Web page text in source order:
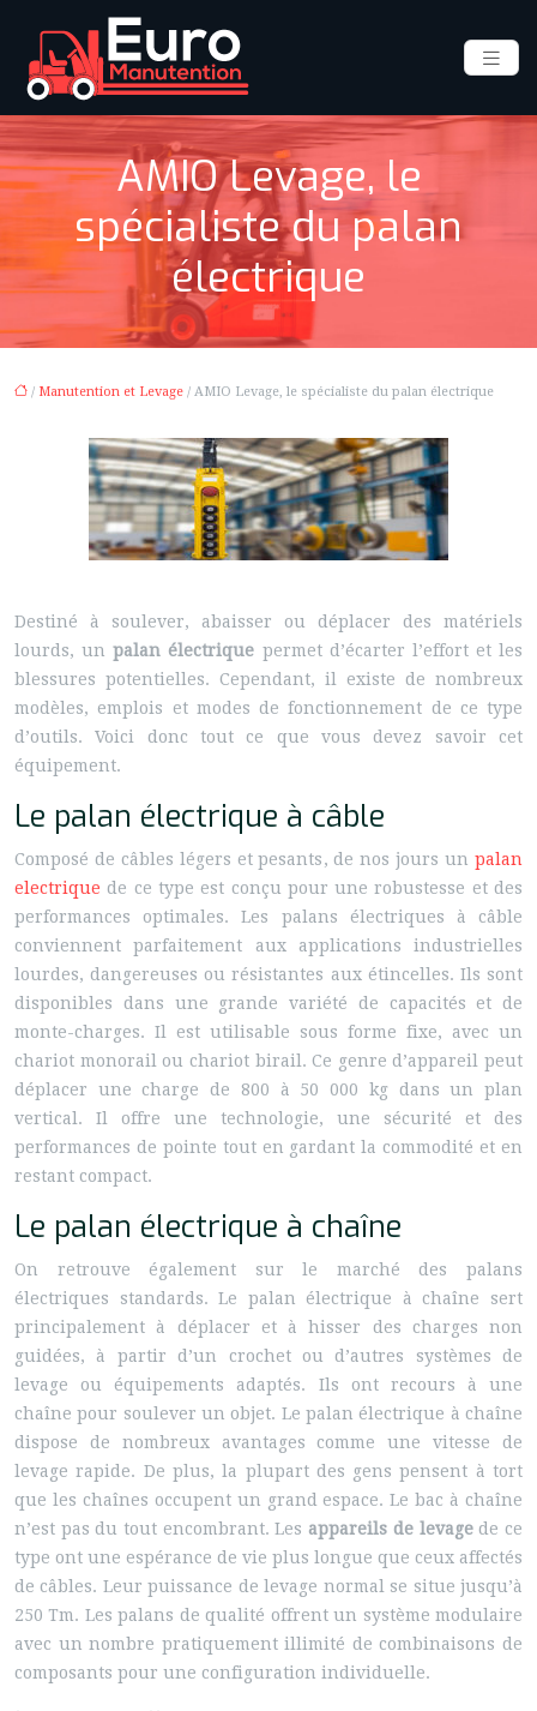
AMIO Levage, le
spécialiste du palan
électrique
/ Manutention et Levage / AMIO Levage, le spécialiste du palan électrique
Destiné à soulever, abaisser ou déplacer des matériels
lourds, unpalan électrique permet d’écarter l’effort et les
blessures potentielles. Cependant, il existe de nombreux
modèles, emplois et modes de fonctionnement de ce type
d’outils. Voici donc tout ce que vous devez savoir cet
équipement.
Le palan électrique à câble
Composé de câbles légers et pesants, de nos jours un palan
electrique de ce type est conçu pour une robustesse et des
performances optimales. Les palans électriques à câble
conviennent parfaitement aux applications industrielles
lourdes, dangereuses ou résistantes aux étincelles. Ils sont
disponibles dans une grande variété de capacités et de
monte-charges. Il est utilisable sous forme fixe, avec un
chariot monorail ou chariot birail. Ce genre d’appareil peut
déplacer une charge de 800 à 50 000 kg dans un plan
vertical. Il offre une technologie, une sécurité et des
performances de pointe tout en gardant la commodité et en
restant compact.
Le palan électrique à chaîne
On retrouve également sur le marché des palans
électriques standards. Le palan électrique à chaîne sert
principalement à déplacer et à hisser des charges non
guidées, à partir d’un crochet ou d’autres systèmes de
levage ou équipements adaptés. Ils ont recours à une
chaîne pour soulever un objet. Le palan électrique à chaîne
dispose de nombreux avantages comme une vitesse de
levage rapide. De plus, la plupart des gens pensent à tort
que les chaînes occupent un grand espace. Le bac à chaîne
n’est pas du tout encombrant. Les appareils de levagede ce
type ont une espérance de vie plus longue que ceux affectés
de câbles. Leur puissance de levage normal se situe jusqu’à
250 Tm. Les palans de qualité offrent un système modulaire
avec un nombre pratiquement illimité de combinaisons de
composants pour une configuration individuelle.